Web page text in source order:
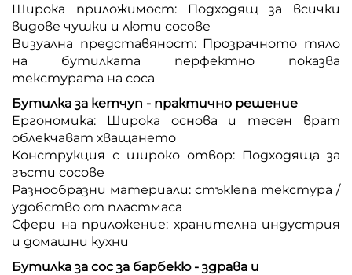
Широка приложимост: Подходящ за всички
видове чушки и люти сосове
Визуална представяност: Прозрачното тяло
на бутилката перфектно показва
текстурата на соса
Бутилка за кетчуп - практично решение
Ергономика: Широка основа и тесен врат
облекчават хващането
Конструкция с широко отвор: Подходяща за
гъсти сосове
Разнообразни материали: стъкlena текстура /
удобство от пластмаса
Сфери на приложение: хранителна индустрия
и домашни кухни
Бутилка за сос за барбекю - здрава и